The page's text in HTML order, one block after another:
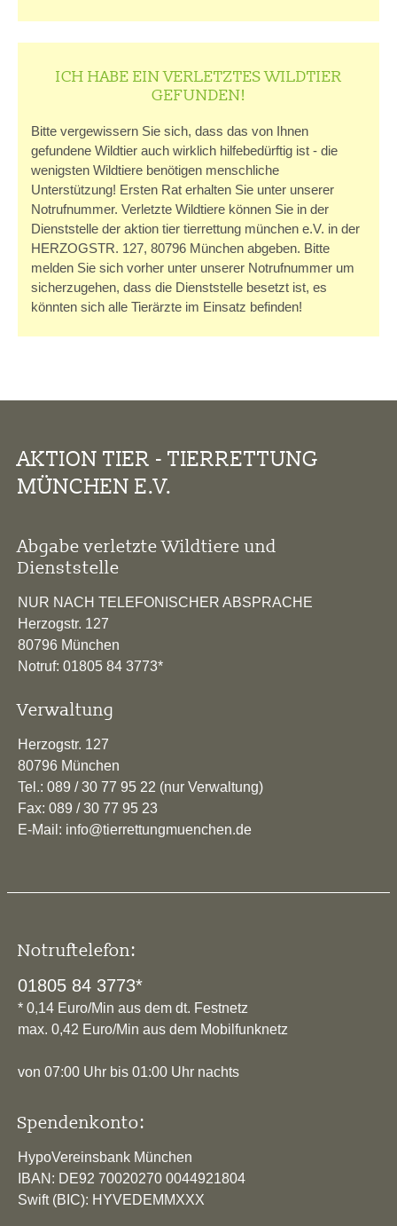
ICH HABE EIN VERLETZTES WILDTIER
GEFUNDEN!
Bitte vergewissern Sie sich, dass das von Ihnen
gefundene Wildtier auch wirklich hilfebedürftig ist - die
wenigsten Wildtiere benötigen menschliche
Unterstützung! Ersten Rat erhalten Sie unter unserer
Notrufnummer. Verletzte Wildtiere können Sie in der
Dienststelle der aktion tier tierrettung münchen e.V. in der
HERZOGSTR. 127, 80796 München abgeben. Bitte
melden Sie sich vorher unter unserer Notrufnummer um
sicherzugehen, dass die Dienststelle besetzt ist, es
könnten sich alle Tierärzte im Einsatz befinden!
AKTION TIER - TIERRETTUNG
MÜNCHEN E.V.
Abgabe verletzte Wildtiere und
Dienststelle
NUR NACH TELEFONISCHER ABSPRACHE
Herzogstr. 127
80796 München
Notruf: 01805 84 3773*
Verwaltung
Herzogstr. 127
80796 München
Tel.: 089 / 30 77 95 22 (nur Verwaltung)
Fax: 089 / 30 77 95 23
E-Mail: info@tierrettungmuenchen.de
Notruftelefon:
01805 84 3773*
* 0,14 Euro/Min aus dem dt. Festnetz
max. 0,42 Euro/Min aus dem Mobilfunknetz
von 07:00 Uhr bis 01:00 Uhr nachts
Spendenkonto:
HypoVereinsbank München
IBAN: DE92 70020270 0044921804
Swift (BIC): HYVEDEMMXXX